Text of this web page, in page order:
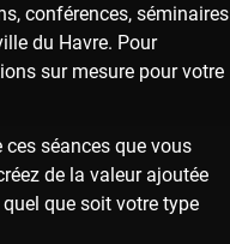
conférences, séminaires
du Havre. Pour
sur mesure pour votre
ces séances que vous
de la valeur ajoutée
que soit votre type